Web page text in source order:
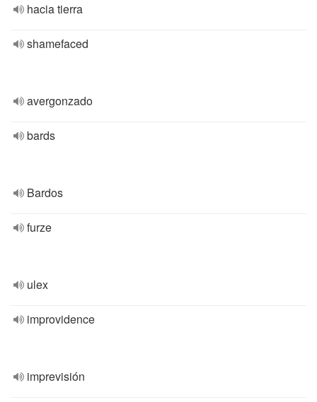
hacia tierra
shamefaced
avergonzado
bards
Bardos
furze
ulex
improvidence
imprevisión